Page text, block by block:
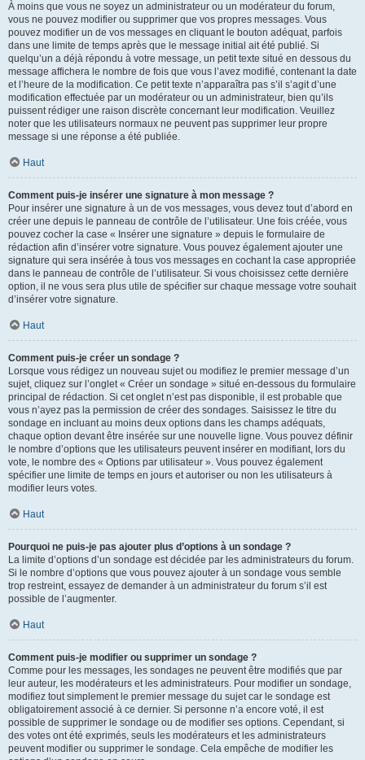
À moins que vous ne soyez un administrateur ou un modérateur du forum,
vous ne pouvez modifier ou supprimer que vos propres messages. Vous
pouvez modifier un de vos messages en cliquant le bouton adéquat, parfois
dans une limite de temps après que le message initial ait été publié. Si
quelqu’un a déjà répondu à votre message, un petit texte situé en dessous du
message affichera le nombre de fois que vous l’avez modifié, contenant la date
et l’heure de la modification. Ce petit texte n’apparaîtra pas s’il s’agit d’une
modification effectuée par un modérateur ou un administrateur, bien qu’ils
puissent rédiger une raison discrète concernant leur modification. Veuillez
noter que les utilisateurs normaux ne peuvent pas supprimer leur propre
message si une réponse a été publiée.
Haut
Comment puis-je insérer une signature à mon message ?
Pour insérer une signature à un de vos messages, vous devez tout d’abord en
créer une depuis le panneau de contrôle de l’utilisateur. Une fois créée, vous
pouvez cocher la case « Insérer une signature » depuis le formulaire de
rédaction afin d’insérer votre signature. Vous pouvez également ajouter une
signature qui sera insérée à tous vos messages en cochant la case appropriée
dans le panneau de contrôle de l’utilisateur. Si vous choisissez cette dernière
option, il ne vous sera plus utile de spécifier sur chaque message votre souhait
d’insérer votre signature.
Haut
Comment puis-je créer un sondage ?
Lorsque vous rédigez un nouveau sujet ou modifiez le premier message d’un
sujet, cliquez sur l’onglet « Créer un sondage » situé en-dessous du formulaire
principal de rédaction. Si cet onglet n’est pas disponible, il est probable que
vous n’ayez pas la permission de créer des sondages. Saisissez le titre du
sondage en incluant au moins deux options dans les champs adéquats,
chaque option devant être insérée sur une nouvelle ligne. Vous pouvez définir
le nombre d’options que les utilisateurs peuvent insérer en modifiant, lors du
vote, le nombre des « Options par utilisateur ». Vous pouvez également
spécifier une limite de temps en jours et autoriser ou non les utilisateurs à
modifier leurs votes.
Haut
Pourquoi ne puis-je pas ajouter plus d’options à un sondage ?
La limite d’options d’un sondage est décidée par les administrateurs du forum.
Si le nombre d’options que vous pouvez ajouter à un sondage vous semble
trop restreint, essayez de demander à un administrateur du forum s’il est
possible de l’augmenter.
Haut
Comment puis-je modifier ou supprimer un sondage ?
Comme pour les messages, les sondages ne peuvent être modifiés que par
leur auteur, les modérateurs et les administrateurs. Pour modifier un sondage,
modifiez tout simplement le premier message du sujet car le sondage est
obligatoirement associé à ce dernier. Si personne n’a encore voté, il est
possible de supprimer le sondage ou de modifier ses options. Cependant, si
des votes ont été exprimés, seuls les modérateurs et les administrateurs
peuvent modifier ou supprimer le sondage. Cela empêche de modifier les